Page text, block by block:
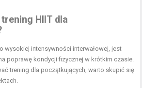
HIIT dla
wysokiej intensywności interwałowej, jest
poprawę kondycji fizycznej w krótkim czasie.
trening dla początkujących, warto skupić się